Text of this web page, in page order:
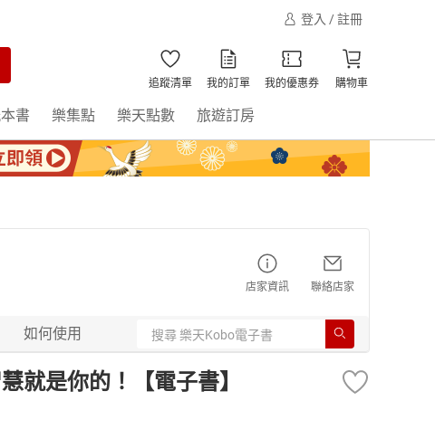
登入 / 註冊
追蹤清單 我的訂單 我的優惠券 購物車
書 樂集點 樂天點數 旅遊訂房
店家資訊 聯絡店家
如何使用
就是你的！【電子書】